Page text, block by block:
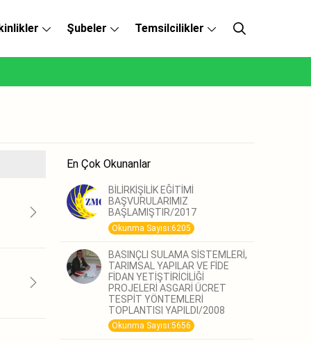
Şubeler Temsilcilikler
En Çok Okunanlar
BİLİRKİŞİLİK EĞİTİMİ
BAŞVURULARIMIZ
BAŞLAMIŞTIR/2017
Okunma Sayısı:6205
BASINÇLI SULAMA SİSTEMLERİ,
TARIMSAL YAPILAR VE FİDE
FİDAN YETİŞTİRİCİLİĞİ
PROJELERİ ASGARİ ÜCRET
TESPİT YÖNTEMLERİ
TOPLANTISI YAPILDI/2008
Okunma Sayısı:5656